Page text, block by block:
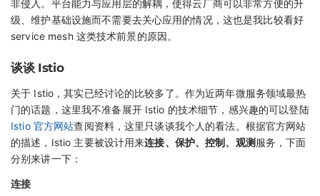
非侵入。平台能力与应用层的解耦，使得云厂商可以非常方便的升
级、维护基础设施而不需要去关心应用的情况，这也是我比较看好
service mesh 这类技术前景的原因。
谈谈 Istio
关于 Istio，其实已经讨论的比较多了。作为近两年微服务领域最热
门的话题，这里我不准备展开 Istio 的技术细节，感兴趣的可以登陆
Istio 官方网站查阅资料，这里只谈谈我个人的看法。根据官方网站
的描述，Istio 主要被设计用来连接、保护、控制、观测服务，下面
分别来讲一下：
连接